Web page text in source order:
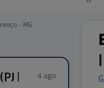
- MG
|
4 ago